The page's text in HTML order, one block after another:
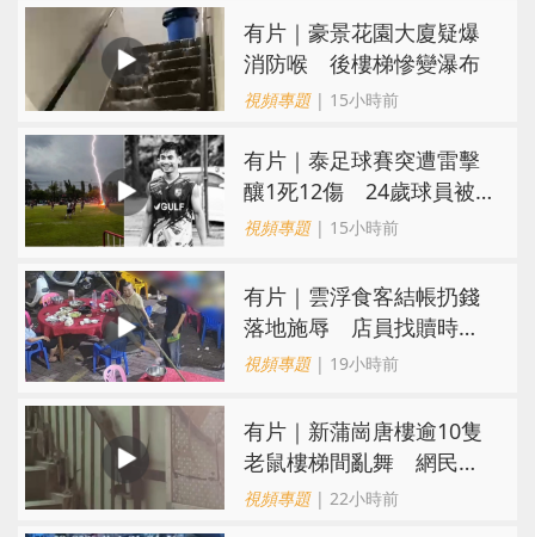
有片｜豪景花園大廈疑爆
消防喉 後樓梯慘變瀑布
視頻專題| 15小時前
有片｜泰足球賽突遭雷擊
釀1死12傷 24歲球員被
閃電劈中亡
視頻專題| 15小時前
​有片｜雲浮食客結帳扔錢
落地施辱 店員找贖時還
施彼身獲老闆肯定
視頻專題| 19小時前
有片｜新蒲崗唐樓逾10隻
老鼠樓梯間亂舞 網民嚇
親：每次經過都要好大勇
視頻專題| 22小時前